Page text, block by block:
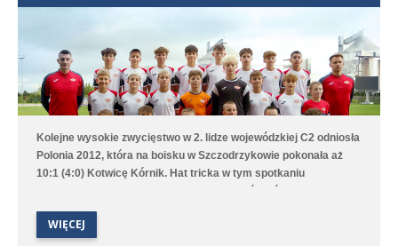
Kolejne wysokie zwycięstwo w 2. lidze wojewódzkiej C2 odniosła
Polonia 2012, która na boisku w Szczodrzykowie pokonała aż
10:1 (4:0) Kotwicę Kórnik. Hat tricka w tym spotkaniu
skompletował Karol Marciniak. Drugi zespół, który rywalizuje w
WIĘCEJ